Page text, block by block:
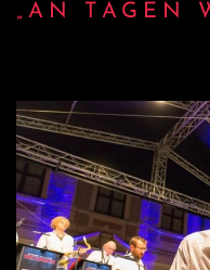
„AN TAGEN